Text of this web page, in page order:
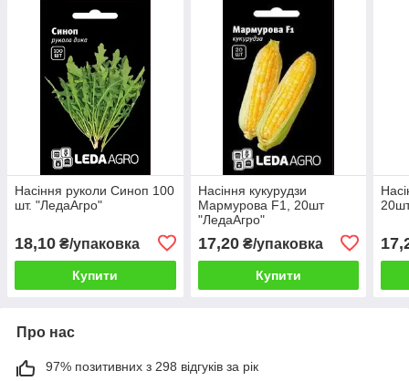
Насіння руколи Синоп 100
шт. "ЛедаАгро"
18,10 ₴/упаковка
Купити
Насіння кукурудзи
Мармурова F1, 20шт
"ЛедаАгро"
17,20₴/упаковка
Купити
Про нас
97% позитивних з 298 відгуків за рік